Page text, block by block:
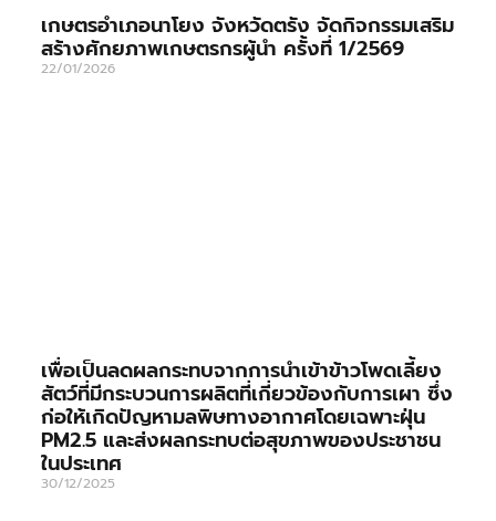
เกษตรอำเภอนาโยง จังหวัดตรัง จัดกิจกรรมเสริม
สร้างศักยภาพเกษตรกรผู้นำ ครั้งที่ 1/2569
22/01/2026
เพื่อเป็นลดผลกระทบจากการนำเข้าข้าวโพดเลี้ยง
สัตว์ที่มีกระบวนการผลิตที่เกี่ยวข้องกับการเผา ซึ่ง
ก่อให้เกิดปัญหามลพิษทางอากาศโดยเฉพาะฝุ่น
PM2.5 และส่งผลกระทบต่อสุขภาพของประชาชน
ในประเทศ
30/12/2025